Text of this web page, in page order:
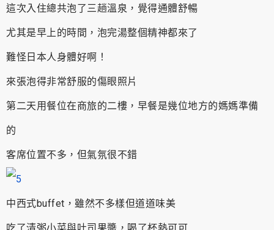
這次入住總共泡了三趟溫泉，覺得通體舒暢
尤其是早上的時間，泡完湯整個精神都來了
難怪日本人身體好啊！
來張泡得非常舒服的傷眼照片
第二天用餐位在商旅的二樓，早餐是幾位地方的媽媽準備
的
客席位置不多，但氣氛很不錯
中西式buffet，雖然不多樣但道道味美